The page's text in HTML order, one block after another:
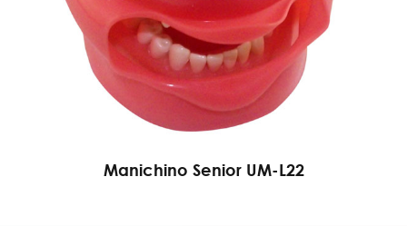
Manichino Senior UM-L22